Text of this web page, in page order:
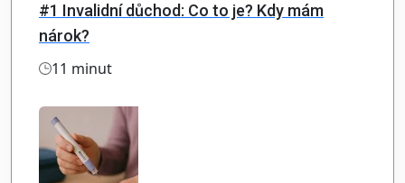
#1 Invalidní důchod: Co to je? Kdy mám
nárok?
11 minut